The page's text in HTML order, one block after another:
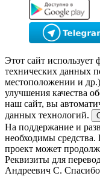
Этот сайт использует
технических данных
местоположении и
улучшения качества
наш сайт, вы
данных технологий.
На поддержание и
необходимы
проект может
Реквизиты для
Андреевич С.